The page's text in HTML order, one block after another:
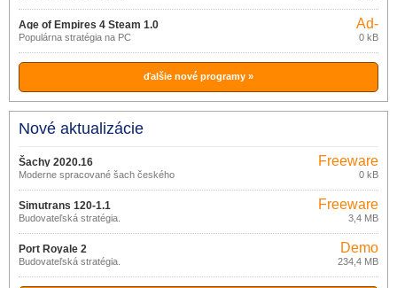
Age of Empires 4 Steam 1.0
Populárna stratégia na PC
Ad-
supported
0 kB
ďalšie nové programy »
Nové aktualizácie
Šachy 2020.16
Moderne spracované šach českého
Freeware
0 kB
Simutrans 120-1.1
Budovateľská stratégia.
Freeware
3,4 MB
Port Royale 2
Budovateľská stratégia.
Demo
234,4 MB